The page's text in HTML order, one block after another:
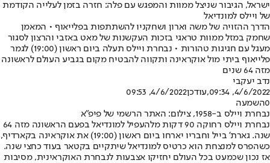
ישראל, הגיבור שניצל ממוות והמפגש עם פלה: חזרה בזמן לעלייה הקודמת
של ויילס למונדיאל
הדרך ההזויה של משה וארון ושחקניו להשתתפות בפלייאוף • המאמן
שחמק במזל ממוות טראגי בזכות העקשנות של מאט באזבי והרצון לסגור
מעגל עם חגיגות טהורות • נבחרת ויילס תעלה ביום ראשון (19:00) לגמר
פלייאוף ביתי מול אוקראינה ותקווה להבטיח מקום בגביע העולם לראשונה
מזה 64 שנים
נדב יעקבי
4/6/2022, 09:34
,עודכן4/6/2022, 09:53
0השמעה
נבחרת ויילס ב-1958, צילום: האתר הרשמי של פיפ"א
נבחרת ויילס רחוקה 90 דקות מלהעפיל למונדיאל בפעם הראשונה מזה 64
שנה. גארת' בייל וחבריו יארחו ביום ראשון (19:00) את אוקראינה בקארדיף,
כשהפרס למנצחת הוא כרטיס למונדיאל שיתקיים בקטאר בעוד כחצי שנה.
אז נכון שכמעט בכל העולם יחזיקו אצבעות לנבחרת האוקראינית, מסיבות